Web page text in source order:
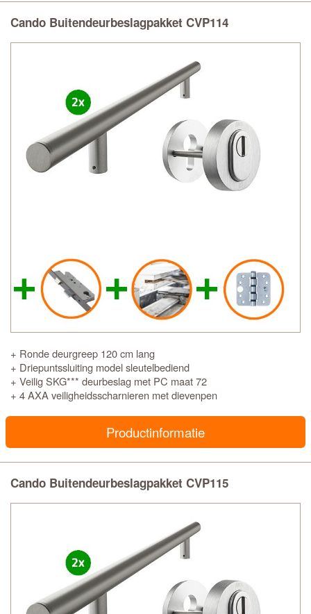
Cando Buitendeurbeslagpakket CVP114
+ Ronde deurgreep 120 cm lang
+ Driepuntssluiting model sleutelbediend
+ Veilig SKG*** deurbeslag met PC maat 72
+ 4 AXA veiligheidsscharnieren met dievenpen
Productinformatie
Cando Buitendeurbeslagpakket CVP115